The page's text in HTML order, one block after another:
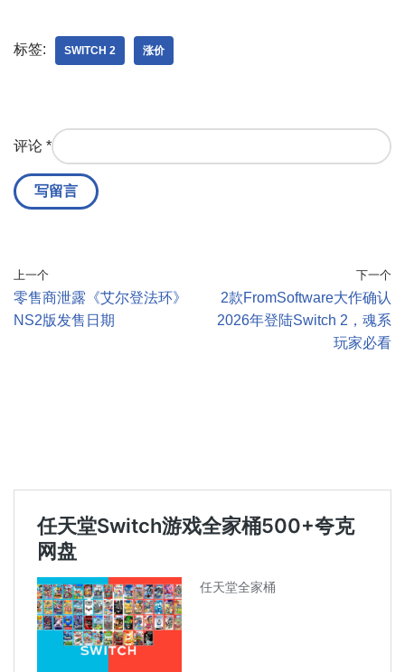
标签: SWITCH 2 涨价
评论 *
上一个
零售商泄露《艾尔登法环》
NS2版发售日期
下一个
2款FromSoftware大作确认
2026年登陆Switch 2，魂系
玩家必看